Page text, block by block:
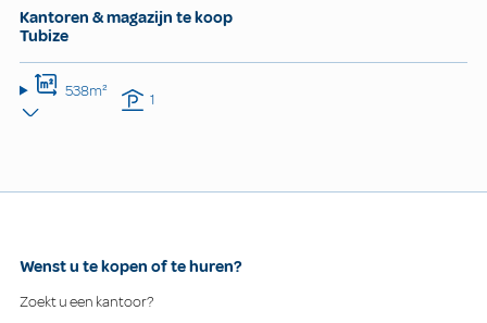
Kantoren & magazijn te koop
Tubize
538m² 1
Wenst u te kopen of te huren?
Zoekt u een kantoor?